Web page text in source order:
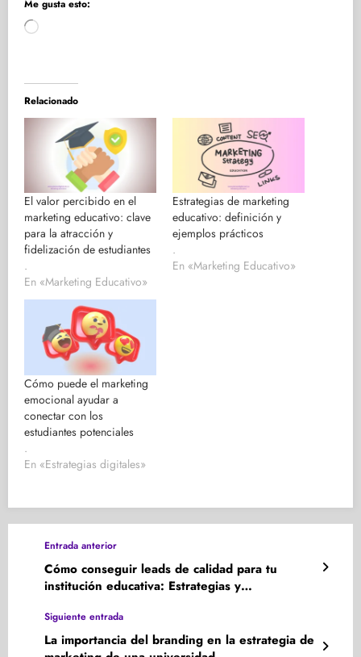
Me gusta esto:
Cargando...
Relacionado
El valor percibido en el
marketing educativo: clave
para la atracción y
fidelización de estudiantes
.
En «Marketing Educativo»
Estrategias de marketing
educativo: definición y
ejemplos prácticos
.
En «Marketing Educativo»
Cómo puede el marketing
emocional ayudar a
conectar con los
estudiantes potenciales
.
En «Estrategias digitales»
Entrada anterior
Cómo conseguir leads de calidad para tu
institución educativa: Estrategias y
Siguiente entrada
La importancia del branding en la estrategia de